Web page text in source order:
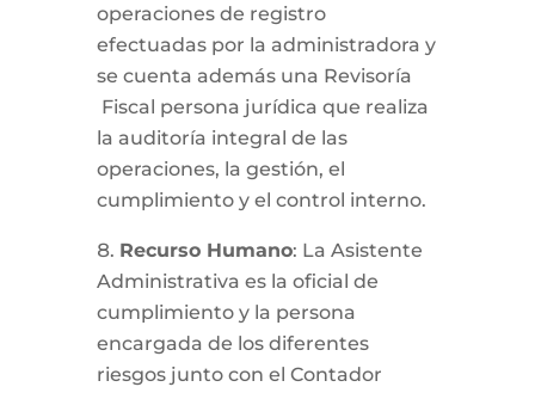
operaciones de registro
efectuadas por la administradora y
se cuenta además una Revisoría
Fiscal persona jurídica que realiza
la auditoría integral de las
operaciones, la gestión, el
cumplimiento y el control interno.
Recurso Humano: La Asistente
Administrativa es la oficial de
cumplimiento y la persona
encargada de los diferentes
riesgos junto con el Contador